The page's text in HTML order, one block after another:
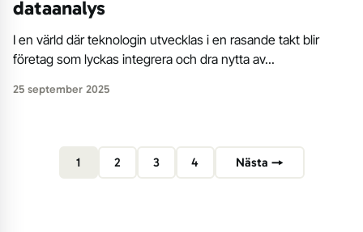
dataanalys
I en värld där teknologin utvecklas i en rasande takt blir
företag som lyckas integrera och dra nytta av...
25 september 2025
1 2 3 4 Nästa →